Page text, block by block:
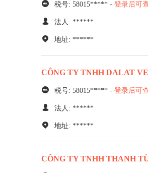
税号: 58015***** - 登录后可
法人: ******
地址: ******
CÔNG TY TNHH DALAT
税号: 58015***** - 登录后可
法人: ******
地址: ******
CÔNG TY TNHH THANH